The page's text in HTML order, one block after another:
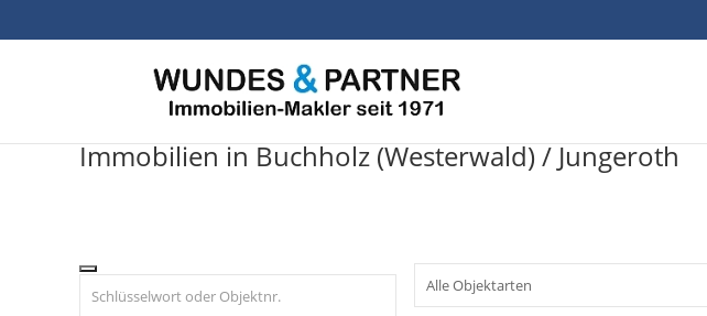
Immobilien in Buchholz (Westerwald) / Jungeroth